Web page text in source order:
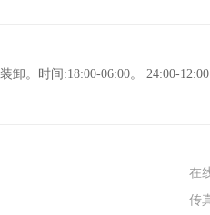
。时间:18:00-06:00。 24:00-12:00
在
传